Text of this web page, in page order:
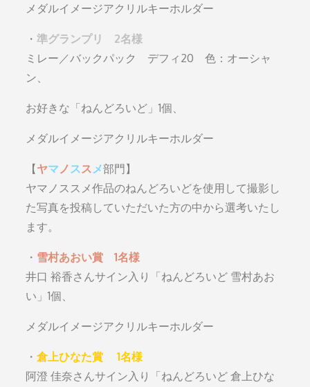
メダルイメージアクリルキーホルダー
・準グランプリ 2名様
ミレー／バックパック デフィ20 色：オーシャ
ン、
お好きな「ねんどろいど」1個、
メダルイメージアクリルキーホルダー
【ヤマ ノ ス ス メ部門】
ヤマノススメ作品のねんどろいどを使用して撮影し
た写真を投稿していただいた方の中から選考いたし
ます。
・ 雪村あおい賞 1名様
井口 裕香さんサイン入り「ねんどろいど 雪村あお
い」1個、
メダルイメージアクリルキーホルダー
・倉上ひなた賞 1名様
阿澄 佳奈さんサイン入り「ねんどろいど 倉上ひな